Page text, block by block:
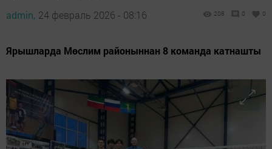
admin, 24 февраль 2026 - 08:16 208 0 0
Ярышларда Мөслим районыннан 8 команда катнашты